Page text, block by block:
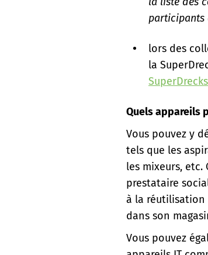
participants
lors des
la
Quels appareils
Vous pouvez y
tels que les
les mixeurs,
prestataire
à la réutilisation
dans son
Vous pouvez